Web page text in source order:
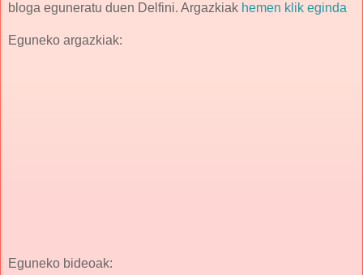
bloga eguneratu duen Delfini. Argazkiak hemen klik eginda
Eguneko argazkiak:
Eguneko bideoak: